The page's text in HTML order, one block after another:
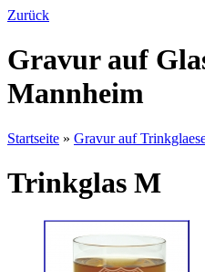
Zurück
Gravur auf
Mannheim
Startseite » Gravur auf
Trinkglas M